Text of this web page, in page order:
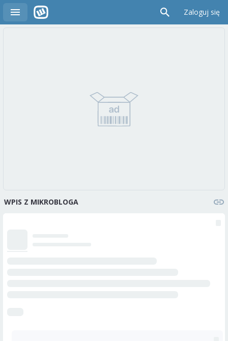
Zaloguj się
WPIS Z MIKROBLOGA